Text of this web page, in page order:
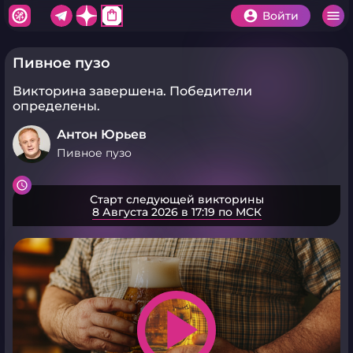
shopping_bag Войти
Пивное пузо
Викторина завершена. Победители
определены.
Антон Юрьев
Пивное пузо
Старт следующей викторины
8 Августа 2026 в 17:19 по МСК
play_arrow